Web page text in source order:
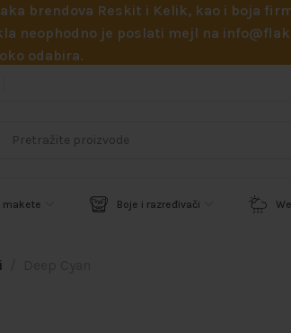
brendova Reskit i Kelik, kao i boja
neophodno je poslati mejl na
odabira.
makete Boje i razređivači